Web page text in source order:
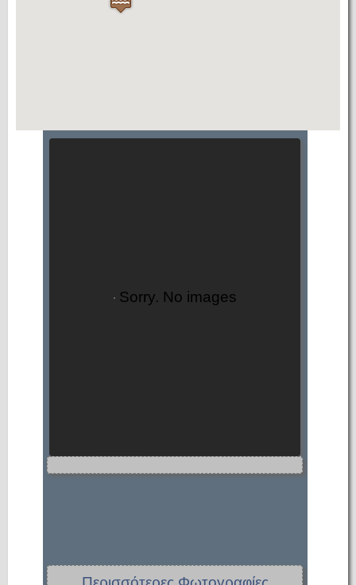
Sorry. No images